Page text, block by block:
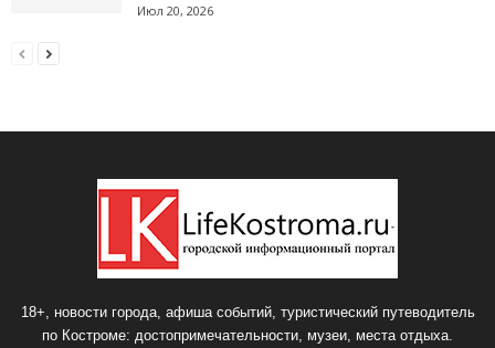
Июл 20, 2026
18+, новости города, афиша событий, туристический путеводитель
по Костроме: достопримечательности, музеи, места отдыха.